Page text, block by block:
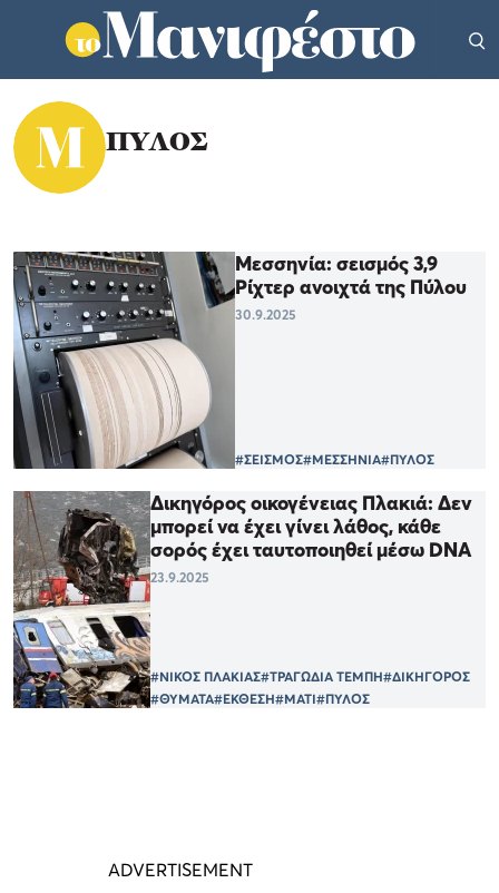
ΠΥΛΟΣ
Μεσσηνία: σεισμός 3,9
Ρίχτερ ανοιχτά της Πύλου
30.9.2025
#ΣΕΙΣΜΟΣ#ΜΕΣΣΗΝΙΑ#ΠΥΛΟΣ
Δικηγόρος οικογένειας Πλακιά: Δεν
μπορεί να έχει γίνει λάθος, κάθε
σορός έχει ταυτοποιηθεί μέσω DNA
23.9.2025
#ΝΙΚΟΣ ΠΛΑΚΙΑΣ#ΤΡΑΓΩΔΙΑ ΤΕΜΠΗ#ΔΙΚΗΓΟΡΟΣ
#ΘΥΜΑΤΑ#ΕΚΘΕΣΗ#ΜΑΤΙ#ΠΥΛΟΣ